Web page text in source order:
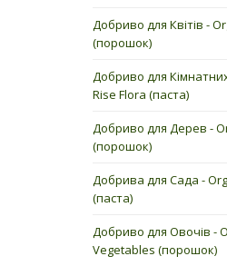
Добриво для Квітів -
(порошок)
Добриво для
Rise Flora (паста)
Добриво для Дерев -
(порошок)
Добрива для Сада -
(паста)
Добриво для Овочів -
Vegetables (порошок)